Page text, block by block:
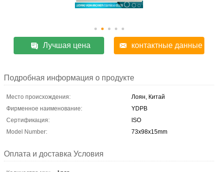
Лучшая цена контактные данные
Подробная информация о продукте
Место происхождения:
Лоян, Китай
Фирменное наименование:
YDPB
Сертификация:
ISO
Model Number:
73x98x15mm
Оплата и доставка Условия